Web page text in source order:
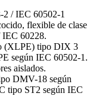
2 / IEC 60502-1
flexible de clase
60228.
(XLPE) tipo DIX 3
según IEC 60502-1.
aislados.
DMV-18 según
tipo ST2 según IEC